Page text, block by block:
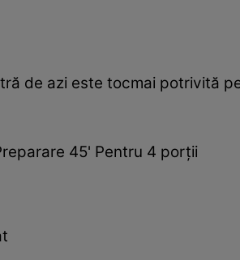
de azi este tocmai potrivită
45' Pentru 4 porţii